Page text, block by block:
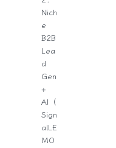
Nich
e
B2B
Lea
d
Gen
+
AI（
Sign
alLE
MO